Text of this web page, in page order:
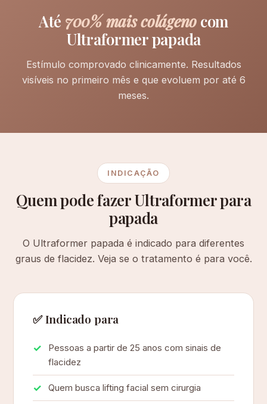
Até 700% mais colágeno com
Ultraformer papada
Estímulo comprovado clinicamente. Resultados
visíveis no primeiro mês e que evoluem por até 6
meses.
INDICAÇÃO
Quem pode fazer Ultraformer para
papada
O Ultraformer papada é indicado para diferentes
graus de flacidez. Veja se o tratamento é para você.
✅ Indicado para
Pessoas a partir de 25 anos com sinais de
flacidez
Quem busca lifting facial sem cirurgia